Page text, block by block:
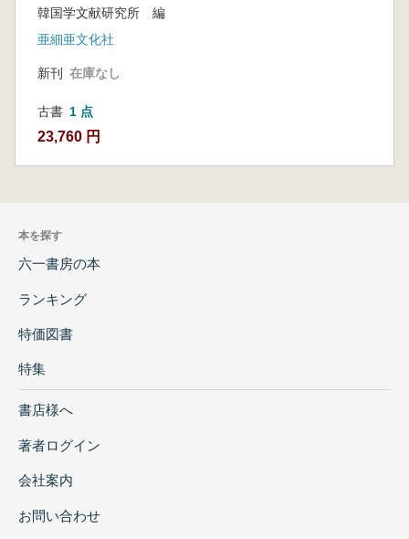
韓国学文献研究所 編
亜細亜文化社
新刊 在庫なし
古書 1 点
23,760 円
本を探す
六一書房の本
ランキング
特価図書
特集
書店様へ
著者ログイン
会社案内
お問い合わせ